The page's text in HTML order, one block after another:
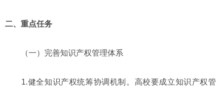
二、重点任务
（一）完善知识产权管理体系
1.健全知识产权统筹协调机制。高校要成立知识产权管